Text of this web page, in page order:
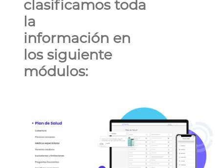
clasificamos toda
la
información en
los siguiente
módulos: